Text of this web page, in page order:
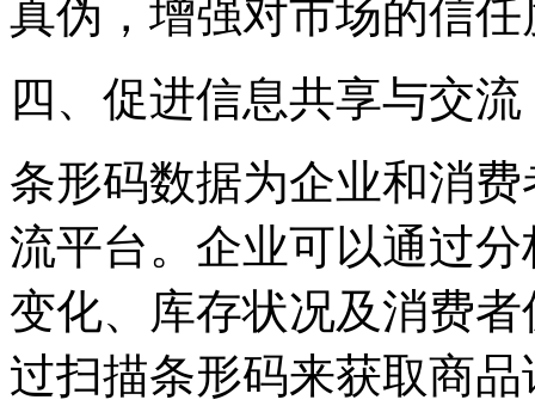
真伪，增强对市场的信
四、促进信息共享与交流
条形码数据为企业和消
流平台。企业可以通过
变化、库存状况及消费
过扫描条形码来获取商